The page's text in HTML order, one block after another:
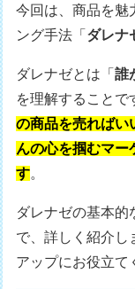
今回は、商品を魅
ング手法「 ダレナ
ダレナゼとは「誰
を理解することで
の商品を売ればい
んの心を掴むマー
す。
ダレナゼの基本的
で、詳しく紹介し
アップにお役立て